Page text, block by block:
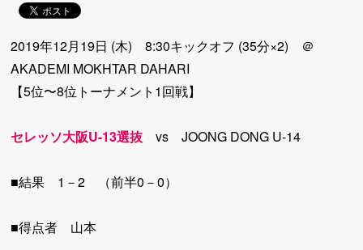
2019年12月19日 (木) 8:30キックオフ (35分×2) ＠
AKADEMI MOKHTAR DAHARI
【5位〜8位トーナメント1回戦】
セレッソ大阪U-13選抜 vs JOONG DONG U-14
■結果 1－2 （前半0－0）
■得点者 山本